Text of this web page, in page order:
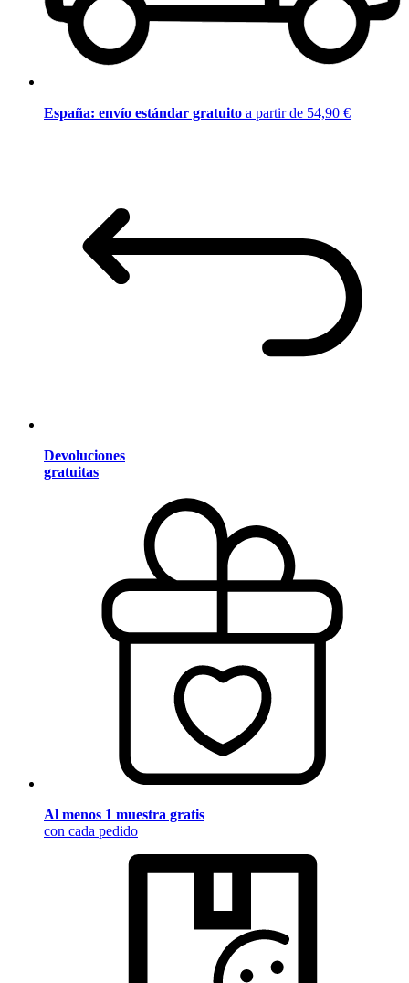
España: envío estándar gratuito a partir de 54,90 €
Devoluciones
gratuitas
Al menos 1 muestra gratis
con cada pedido